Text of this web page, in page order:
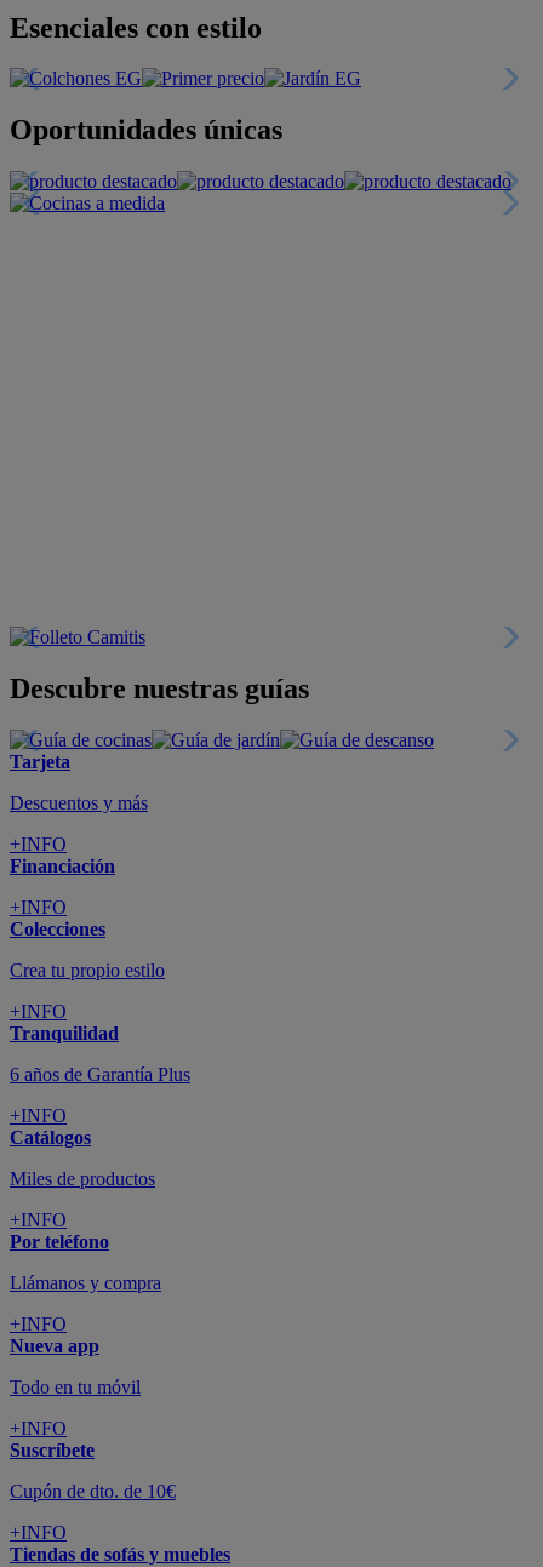
Esenciales con estilo
Oportunidades únicas
Descubre nuestras guías
Tarjeta
Descuentos y más
+INFO
Financiación
+INFO
Colecciones
Crea tu propio estilo
+INFO
Tranquilidad
6 años de Garantía Plus
+INFO
Catálogos
Miles de productos
+INFO
Por teléfono
Llámanos y compra
+INFO
Nueva app
Todo en tu móvil
+INFO
Suscríbete
Cupón de dto. de 10€
+INFO
Tiendas de sofás y muebles